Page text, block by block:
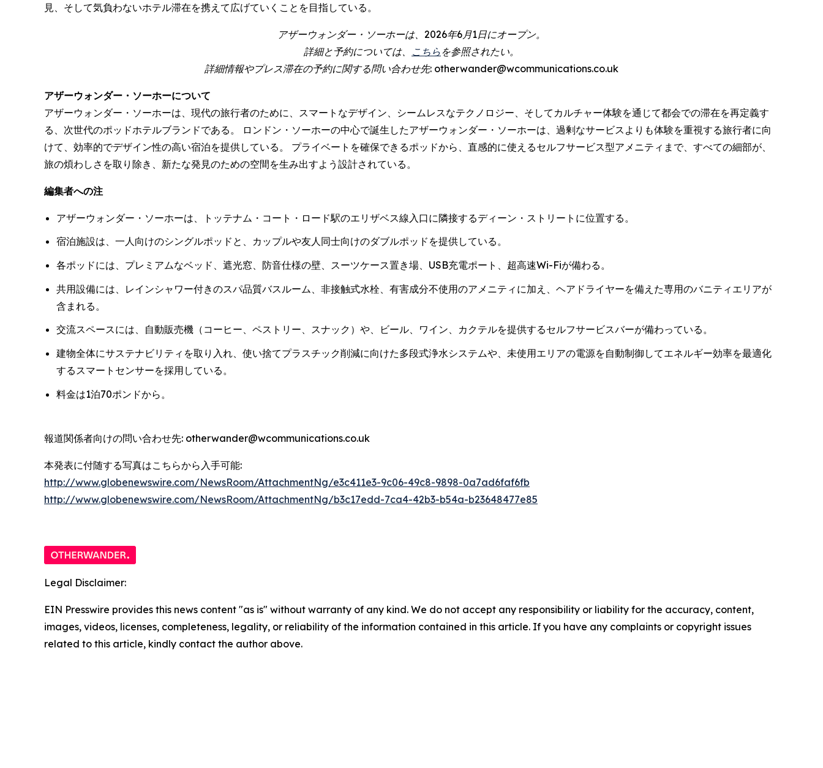
見、そして気負わないホテル滞在を携えて広げていくことを目指している。
アザーウォンダー・ソーホーは、2026年6月1日にオープン。
詳細と予約については、 こちら を参照されたい。
詳細情報やプレス滞在の予約に関する問い合わせ先: otherwander@wcommunications.co.uk
アザーウォンダー・ソーホーについて
アザーウォンダー・ソーホーは、現代の旅行者のために、スマートなデザイン、シームレスなテクノロジー、そしてカルチャー体験を通じて都会での滞在を再定義す
る、次世代のポッドホテルブランドである。 ロンドン・ソーホーの中心で誕生したアザーウォンダー・ソーホーは、過剰なサービスよりも体験を重視する旅行者に向
けて、効率的でデザイン性の高い宿泊を提供している。 プライベートを確保できるポッドから、直感的に使えるセルフサービス型アメニティまで、すべての細部が、
旅の煩わしさを取り除き、新たな発見のための空間を生み出すよう設計されている。
編集者への注
アザーウォンダー・ソーホーは、トッテナム・コート・ロード駅のエリザベス線入口に隣接するディーン・ストリートに位置する。
宿泊施設は、一人向けのシングルポッドと、カップルや友人同士向けのダブルポッドを提供している。
各ポッドには、プレミアムなベッド、遮光窓、防音仕様の壁、スーツケース置き場、USB充電ポート、超高速Wi-Fiが備わる。
共用設備には、レインシャワー付きのスパ品質バスルーム、非接触式水栓、有害成分不使用のアメニティに加え、ヘアドライヤーを備えた専用のバニティエリアが
含まれる。
交流スペースには、自動販売機（コーヒー、ペストリー、スナック）や、ビール、ワイン、カクテルを提供するセルフサービスバーが備わっている。
建物全体にサステナビリティを取り入れ、使い捨てプラスチック削減に向けた多段式浄水システムや、未使用エリアの電源を自動制御してエネルギー効率を最適化
するスマートセンサーを採用している。
料金は1泊70ポンドから。
報道関係者向けの問い合わせ先: otherwander@wcommunications.co.uk
本発表に付随する写真はこちらから入手可能:
http://www.globenewswire.com/NewsRoom/AttachmentNg/e3c411e3-9c06-49c8-9898-0a7ad6faf6fb
http://www.globenewswire.com/NewsRoom/AttachmentNg/b3c17edd-7ca4-42b3-b54a-b23648477e85
Legal Disclaimer:
EIN Presswire provides this news content "as is" without warranty of any kind. We do not accept any responsibility or liability for the accuracy, content,
images, videos, licenses, completeness, legality, or reliability of the information contained in this article. If you have any complaints or copyright issues
related to this article, kindly contact the author above.